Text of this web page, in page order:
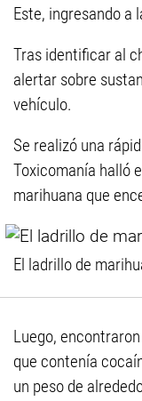
Este, ingresando a
Tras identificar al
alertar sobre
vehículo.
Se realizó una
Toxicomanía halló
marihuana que
El ladrillo de
Luego,
que contenía
un peso de